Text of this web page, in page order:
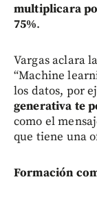
multiplicara
75%.
Vargas aclara
“Machine
los datos, por
generativa te
como el
que tiene una
Formación